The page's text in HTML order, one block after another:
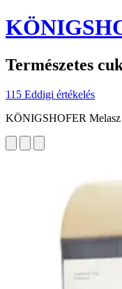
Természetes
115 Eddigi értékelés
KÖNIGSHOFER Melasz